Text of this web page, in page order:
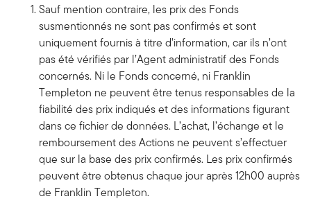
Sauf mention contraire, les prix des Fonds
susmentionnés ne sont pas confirmés et sont
uniquement fournis à titre d’information, car ils n’ont
pas été vérifiés par l’Agent administratif des Fonds
concernés. Ni le Fonds concerné, ni Franklin
Templeton ne peuvent être tenus responsables de la
fiabilité des prix indiqués et des informations figurant
dans ce fichier de données. L’achat, l’échange et le
remboursement des Actions ne peuvent s’effectuer
que sur la base des prix confirmés. Les prix confirmés
peuvent être obtenus chaque jour après 12h00 auprès
de Franklin Templeton.